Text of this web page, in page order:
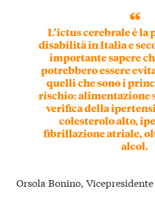
L’ictus cerebrale è la
disabilità in Italia e
importante sapere
potrebbero essere
quelli che sono i
rischio: alimentazione
verifica della
colesterolo alto,
fibrillazione atriale,
alcol.
Orsola Bonino,